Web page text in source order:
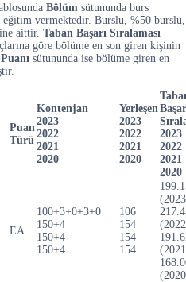
Bölüm sütununda burs
vermektedir. Burslu, %50 burslu,
aittir. Taban Başarı Sıralaması
göre bölüme en son giren kişinin
sütununda ise bölüme giren en
Puan
Türü
Kontenjan
2023
2022
2021
2020
Yerleşen
2023
2022
2021
2020
2023
2022
2021
2020
EA
100+3+0+3+0
150+4
150+4
150+4
106
154
154
154